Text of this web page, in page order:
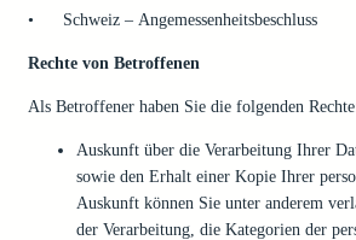
• Schweiz – Angemessenheitsbeschluss
Rechte von Betroffenen
Als Betroffener haben Sie die folgenden
Auskunft über die Verarbeitung Ihrer
sowie den Erhalt einer Kopie Ihrer
Auskunft können Sie unter anderem
der Verarbeitung, die Kategorien der